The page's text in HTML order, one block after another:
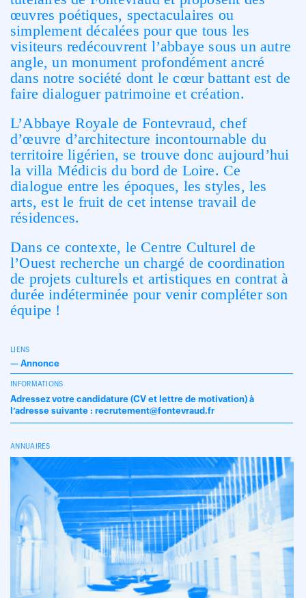
œuvres poétiques, spectaculaires ou
simplement décalées pour que tous les
visiteurs redécouvrent l’abbaye sous un autre
angle, un monument profondément ancré
dans notre société dont le cœur battant est de
faire dialoguer patrimoine et création.
L’Abbaye Royale de Fontevraud, chef
d’œuvre d’architecture incontournable du
territoire ligérien, se trouve donc aujourd’hui
la villa Médicis du bord de Loire. Ce
dialogue entre les époques, les styles, les
arts, est le fruit de cet intense travail de
résidences.
Dans ce contexte, le Centre Culturel de
l’Ouest recherche un chargé de coordination
de projets culturels et artistiques en contrat à
durée indéterminée pour venir compléter son
équipe !
LIENS
— Annonce
INFORMATIONS
Adressez votre candidature (CV et lettre de motivation) à
l’adresse suivante : recrutement@fontevraud.fr
ANNUAIRES